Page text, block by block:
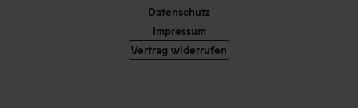
Datenschutz
Impressum
Vertrag widerrufen